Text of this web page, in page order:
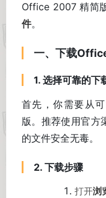
Office 2007 精简
件。
一、下载
1. 选择可靠的下
首先，你需要从
版。推荐使用官方
的文件安全无毒。
2. 下载步骤
打开浏